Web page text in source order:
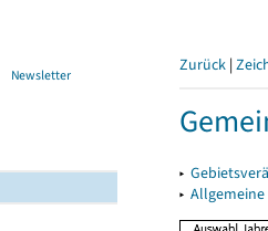
Newsletter Zurück |
▸
▸